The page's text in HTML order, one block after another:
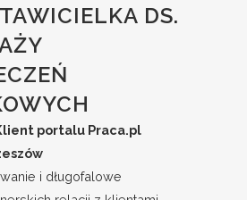
DS.
portalu Praca.pl
i długofalowe